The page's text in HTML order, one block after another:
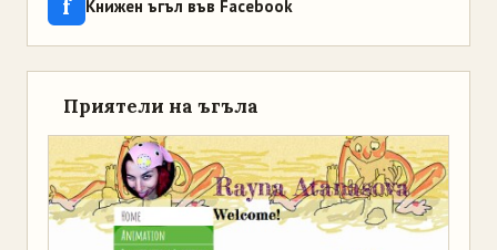
f Книжен ъгъл във Facebook
Приятели на ъгъла